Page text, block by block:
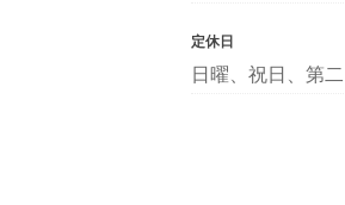
定休日
日曜、祝日、第